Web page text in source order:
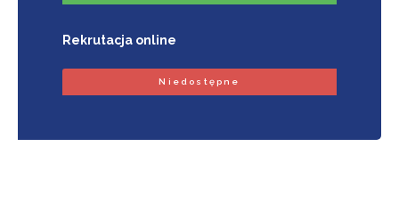
Rekrutacja online
Niedostępne